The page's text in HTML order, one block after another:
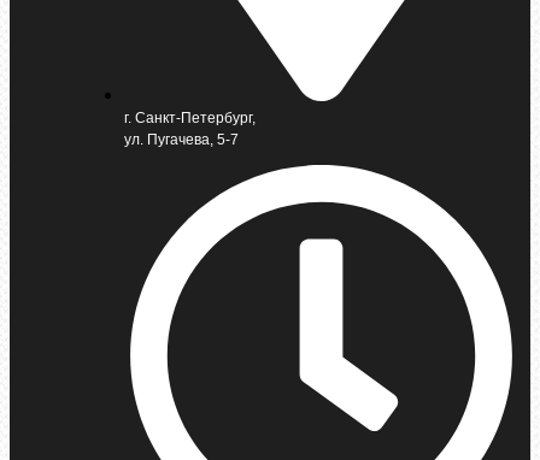
г. Санкт-Петербург,
ул. Пугачева, 5-7